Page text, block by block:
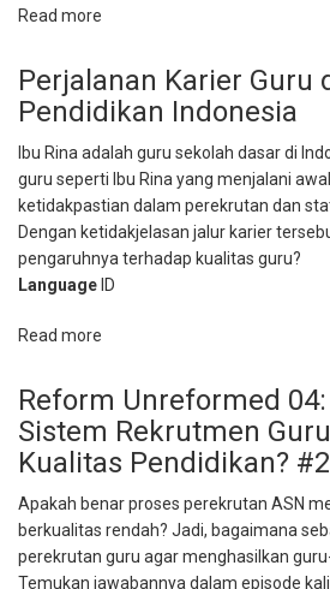
Read more
Unreformed
Seri
Kedua:
Menyelaraskan
Sistem
Untuk
Meningkatkan
Kualitas
Guru
Perjalanan Karier Guru
Pendidikan Indonesia
Ibu Rina adalah guru sekolah dasar di
guru seperti Ibu Rina yang menjalani
ketidakpastian dalam perekrutan dan
Dengan ketidakjelasan jalur karier
pengaruhnya terhadap kualitas guru?
Language ID
Read more
Karier
Guru
dalam
Sistem
Indonesia
Reform Unreformed
Sistem Rekrutmen
Kualitas Pendidikan? #2
Apakah benar proses perekrutan ASN
berkualitas rendah? Jadi, bagaimana
perekrutan guru agar menghasilkan
Temukan jawabannya dalam episode kali